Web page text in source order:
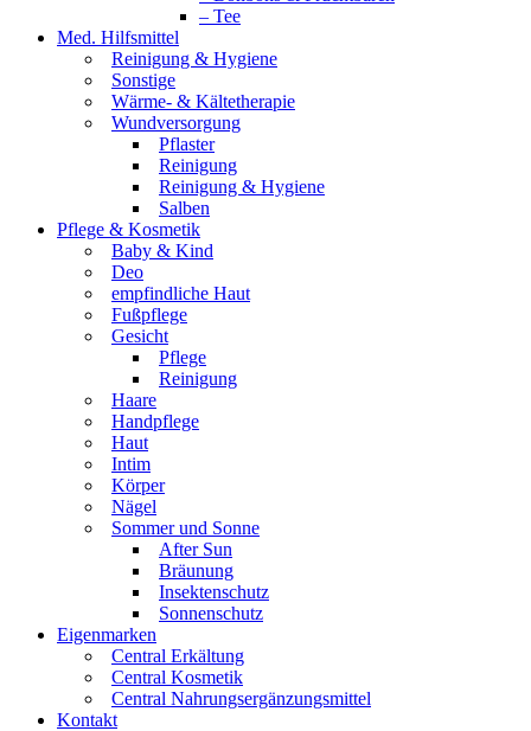
– Tee
Med. Hilfsmittel
Reinigung & Hygiene
Sonstige
Wärme- & Kältetherapie
Wundversorgung
Pflaster
Reinigung
Reinigung & Hygiene
Salben
Pflege & Kosmetik
Baby & Kind
Deo
empfindliche Haut
Fußpflege
Gesicht
Pflege
Reinigung
Haare
Handpflege
Haut
Intim
Körper
Nägel
Sommer und Sonne
After Sun
Bräunung
Insektenschutz
Sonnenschutz
Eigenmarken
Central Erkältung
Central Kosmetik
Central Nahrungsergänzungsmittel
Kontakt